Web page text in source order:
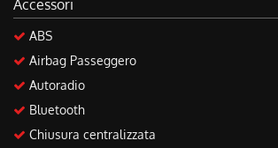
Accessori
ABS
Airbag Passeggero
Autoradio
Bluetooth
Chiusura centralizzata
questi
strumenti
tracciamento
si
rimanda
cookie